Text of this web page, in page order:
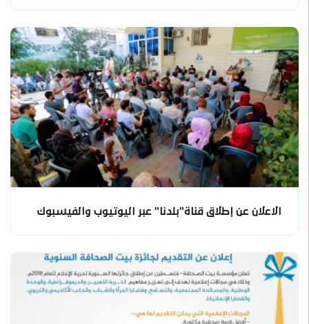
الاعلان عن إطلاق قناة"بلدنا" عبر اليوتيوب والفيسبوك